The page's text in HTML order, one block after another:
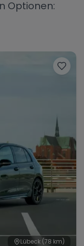
Aston Martin
Maserati
Optionen:
Lübeck (78 km)